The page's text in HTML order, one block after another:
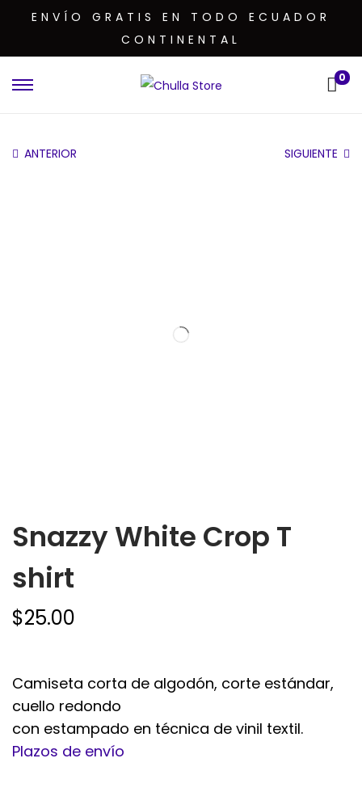
ENVÍO GRATIS EN TODO ECUADOR
CONTINENTAL
0
ANTERIOR SIGUIENTE
Snazzy White Crop T
shirt
$25.00
Camiseta corta de algodón, corte estándar,
cuello redondo
con estampado en técnica de vinil textil.
Plazos de envío